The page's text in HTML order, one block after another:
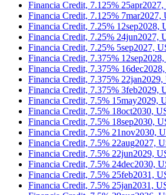
Financia Credit, 7.125%
Financia Credit, 7.125% 7mar2027,
Financia Credit, 7.25% 12sep2028,
Financia Credit, 7.25% 24jun2027,
Financia Credit, 7.25% 5sep2027,
Financia Credit, 7.375%
Financia Credit, 7.375%
Financia Credit, 7.375%
Financia Credit, 7.375% 3feb2029,
Financia Credit, 7.5% 15may2029,
Financia Credit, 7.5% 18oct2030,
Financia Credit, 7.5% 18sep2030,
Financia Credit, 7.5% 21nov2030,
Financia Credit, 7.5% 22aug2027,
Financia Credit, 7.5% 22jun2029,
Financia Credit, 7.5% 24dec2030,
Financia Credit, 7.5% 25feb2031,
Financia Credit, 7.5% 25jan2031,